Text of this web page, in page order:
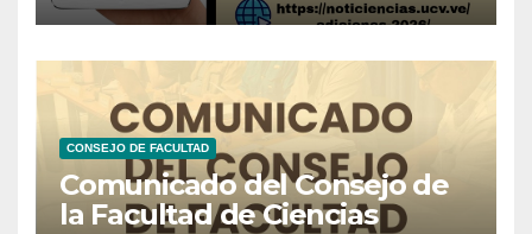
CONSEJO DE FACULTAD
Comunicado del Consejo de
la Facultad de Ciencias